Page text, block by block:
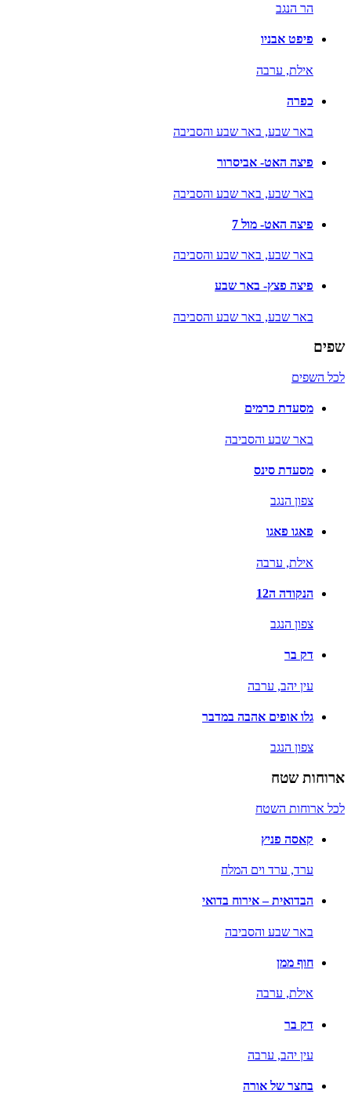
הר הנגב
פיפט אבניו
אילת, ערבה
כפרה
באר שבע, באר שבע והסביבה
פיצה האט- אביסרור
באר שבע, באר שבע והסביבה
פיצה האט- מול 7
באר שבע, באר שבע והסביבה
פיצה פצץ- באר שבע
באר שבע, באר שבע והסביבה
שפים
לכל השפים
מסעדת כרמים
באר שבע והסביבה
מסעדת סינס
צפון הנגב
פאגו פאגו
אילת, ערבה
הנקודה ה12
צפון הנגב
דק בר
עין יהב, ערבה
גלו אופים אהבה במדבר
צפון הנגב
ארוחות שטח
לכל ארוחות השטח
קאסה פניץ
ערד, ערד וים המלח
הבדואית – אירוח בדואי
באר שבע והסביבה
חוף ממן
אילת, ערבה
דק בר
עין יהב, ערבה
בחצר של אורה